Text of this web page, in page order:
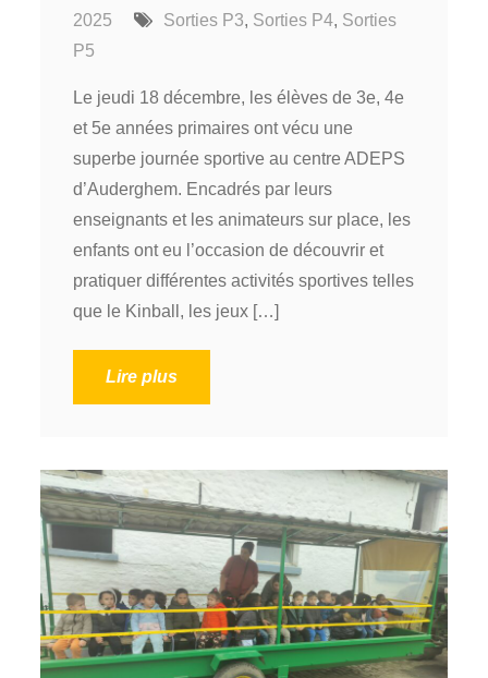
2025
Sorties P3, Sorties P4, Sorties
P5
Le jeudi 18 décembre, les élèves de 3e, 4e
et 5e années primaires ont vécu une
superbe journée sportive au centre ADEPS
d’Auderghem. Encadrés par leurs
enseignants et les animateurs sur place, les
enfants ont eu l’occasion de découvrir et
pratiquer différentes activités sportives telles
que le Kinball, les jeux […]
Lire plus